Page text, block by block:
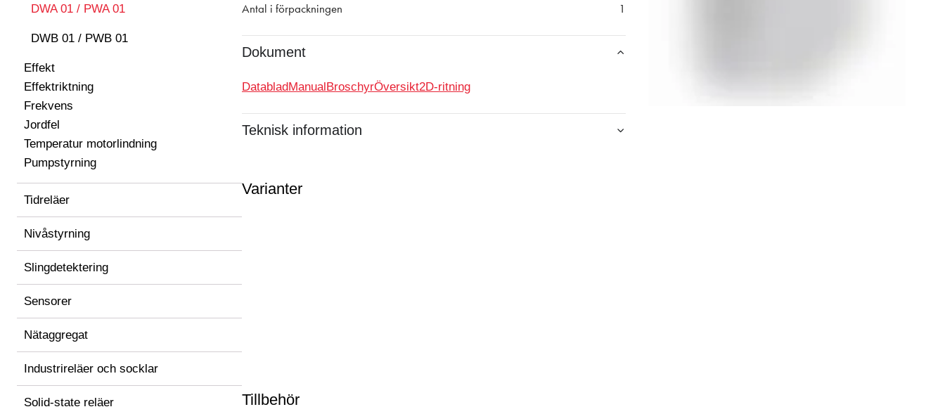
DWA 01 / PWA 01
DWB 01 / PWB 01
Effekt
Effektriktning
Frekvens
Jordfel
Temperatur motorlindning
Pumpstyrning
Tidreläer
Nivåstyrning
Slingdetektering
Sensorer
Nätaggregat
Industrireläer och socklar
Solid-state reläer
Antal i förpackningen
1
Dokument
Datablad Manual BroschyrÖversikt2D-ritning
Teknisk information
Varianter
Tillbehör